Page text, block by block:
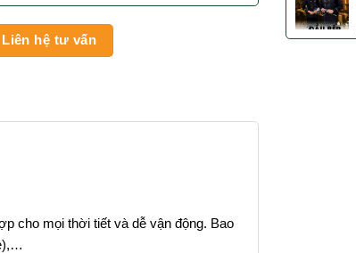
Liên hệ tư vấn
cho mọi thời tiết và dễ vận động. Bao